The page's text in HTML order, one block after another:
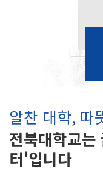
알찬 대학, 따
전북대학교
터'입니다